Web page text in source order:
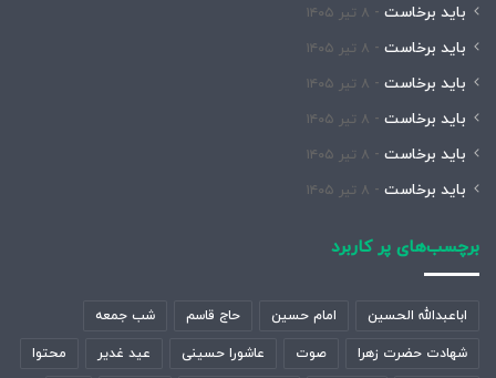
باید برخاست ۸ تیر ۱۴۰۵
باید برخاست ۸ تیر ۱۴۰۵
باید برخاست ۸ تیر ۱۴۰۵
باید برخاست ۸ تیر ۱۴۰۵
باید برخاست ۸ تیر ۱۴۰۵
باید برخاست ۸ تیر ۱۴۰۵
برچسب‌های پر کاربرد
اباعبدالله الحسین امام حسین حاج قاسم شب جمعه
شهادت حضرت زهرا صوت عاشورا حسینی عید غدیر محتوا